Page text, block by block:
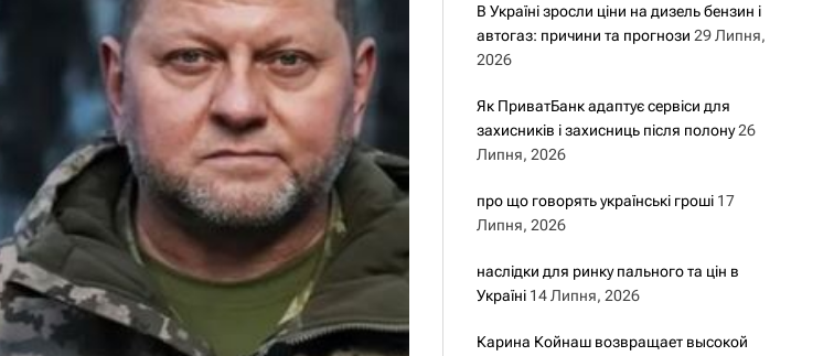
В Україні зросли ціни на дизель бензин і
автогаз: причини та прогнози 29 Липня,
2026
Як ПриватБанк адаптує сервіси для
захисників і захисниць після полону 26
Липня, 2026
про що говорять українські гроші 17
Липня, 2026
наслідки для ринку пального та цін в
Україні 14 Липня, 2026
Карина Койнаш возвращает высокой